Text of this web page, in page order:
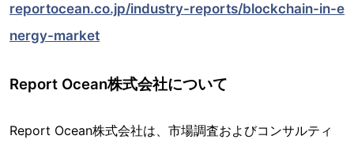
reportocean.co.jp/industry-reports/blockchain-in-e
nergy-market
Report Ocean株式会社について
Report Ocean株式会社は、市場調査およびコンサルティ